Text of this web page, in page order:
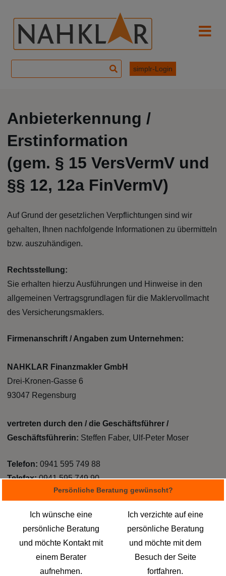
content
nach:
simplr-Login
Anbieterkennung /
Erstinformation
(gem. § 15 VersVermV und
§§ 12, 12a FinVermV)
Auf Grund der gesetzlichen Verpflichtungen sind wir
gehalten, Ihnen nachfolgende Informationen zu übermitteln
bzw. auszuhändigen.
Rechtsstellung:
Sie erhalten hierzu Ausführungen und Hinweise in den
allgemeinen Vertragsgrundlagen für die Maklervollmacht
des Versicherungsmaklers.
Firmenanschrift / Angaben zum Unternehmen:
NAHKLAR Finanzmakler GmbH
Drei-Kronen-Gasse 6
93047 Regensburg
vertreten durch den / die Geschäftsführer /
Geschäftsführerin: Steffen Faber, Ulf-Peter Moser
Telefon: 0941 595 749 88
Telefax:0941 595 749 90
0172 4066090
Registriert beim Amtsgericht in: Amtsgericht Coburg
Handelsregisternummer:HRB 5500
Steuernummer:212 / 133 / 10094
Persönliche Beratung gewünscht?
Ich wünsche eine
persönliche Beratung
und möchte Kontakt mit
einem Berater
aufnehmen.
Ich verzichte auf eine
persönliche Beratung
und möchte mit dem
Besuch der Seite
fortfahren.